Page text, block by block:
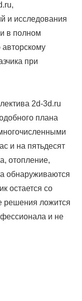
и исследования
в полном
при
2d-3d.ru
плана
и на пятьдесят
отопление,
обнаруживаются
остается со
решения ложится
и не